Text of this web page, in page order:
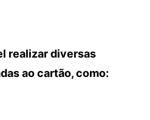
realizar diversas
ao cartão, como: